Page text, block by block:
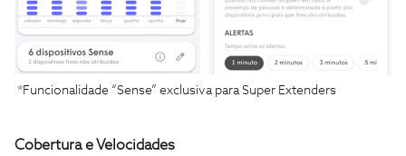
*Funcionalidade “Sense” exclusiva para Super Extenders
Cobertura e Velocidades